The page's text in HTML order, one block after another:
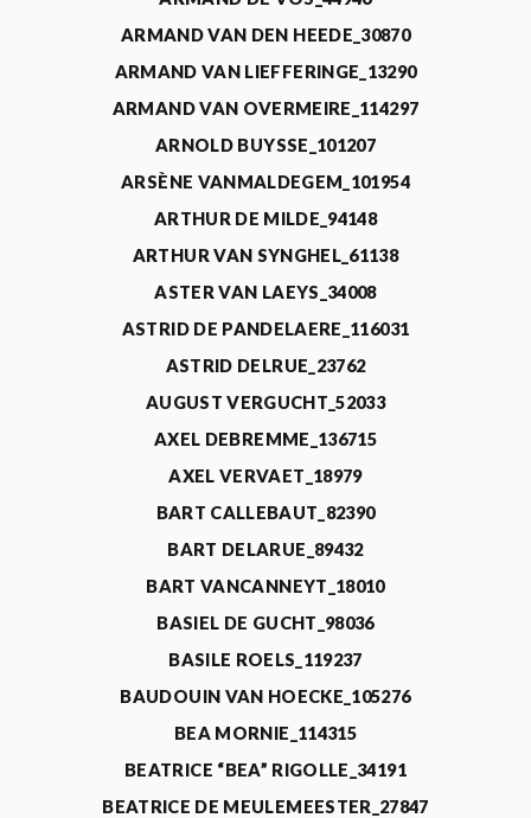
ARMAND VAN DEN HEEDE_30870
ARMAND VAN LIEFFERINGE_13290
ARMAND VAN OVERMEIRE_114297
ARNOLD BUYSSE_101207
ARSÈNE VANMALDEGEM_101954
ARTHUR DE MILDE_94148
ARTHUR VAN SYNGHEL_61138
ASTER VAN LAEYS_34008
ASTRID DE PANDELAERE_116031
ASTRID DELRUE_23762
AUGUST VERGUCHT_52033
AXEL DEBREMME_136715
AXEL VERVAET_18979
BART CALLEBAUT_82390
BART DELARUE_89432
BART VANCANNEYT_18010
BASIEL DE GUCHT_98036
BASILE ROELS_119237
BAUDOUIN VAN HOECKE_105276
BEA MORNIE_114315
BEATRICE “BEA” RIGOLLE_34191
BEATRICE DE MEULEMEESTER_27847